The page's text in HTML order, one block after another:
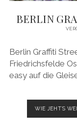
BERLIN
Berlin Graffiti
Friedrichsfelde
easy auf die
WIE JEHT´S